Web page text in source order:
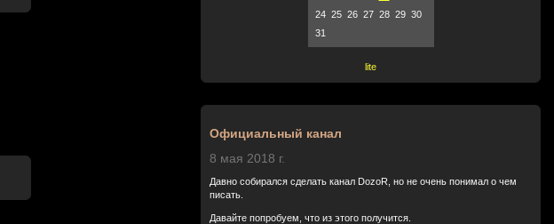
24 25 26 27 28 29 30
31
lite
Официальный канал
8 мая 2018 г.
Давно собирался сделать канал DozoR, но не очень понимал о чем
писать.
Давайте попробуем, что из этого получится.